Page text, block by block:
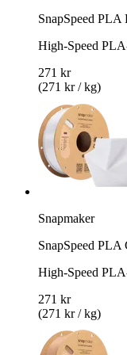
SnapSpeed
High-Speed
271 kr
(271 kr / kg)
Snapmaker
SnapSpeed
High-Speed
271 kr
(271 kr / kg)